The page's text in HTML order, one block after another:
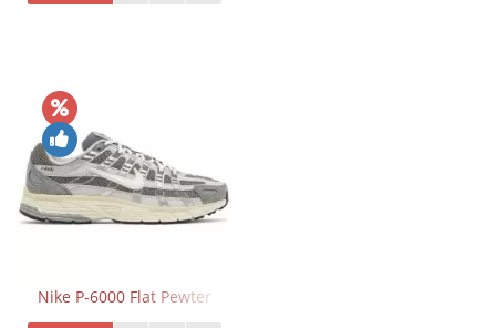
Nike P-6000 Flat Pewter